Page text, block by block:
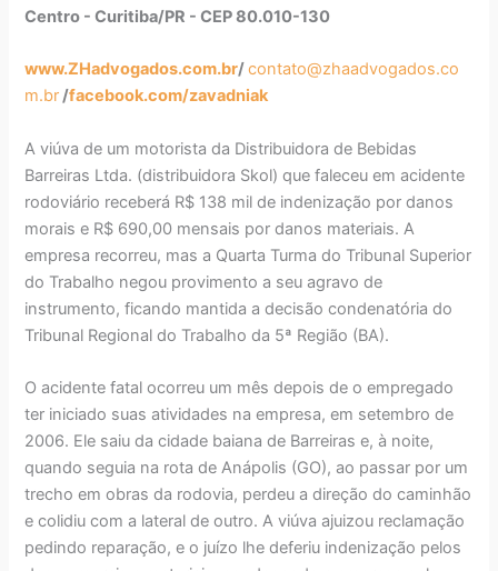
Centro - Curitiba/PR - CEP 80.010-130
www.ZHadvogados.com.br/contato@zhaadvogados.co
m.br/facebook.com/zavadniak
A viúva de um motorista da Distribuidora de Bebidas
Barreiras Ltda. (distribuidora Skol) que faleceu em acidente
rodoviário receberá R$ 138 mil de indenização por danos
morais e R$ 690,00 mensais por danos materiais. A
empresa recorreu, mas a Quarta Turma do Tribunal Superior
do Trabalho negou provimento a seu agravo de
instrumento, ficando mantida a decisão condenatória do
Tribunal Regional do Trabalho da 5ª Região (BA).
O acidente fatal ocorreu um mês depois de o empregado
ter iniciado suas atividades na empresa, em setembro de
2006. Ele saiu da cidade baiana de Barreiras e, à noite,
quando seguia na rota de Anápolis (GO), ao passar por um
trecho em obras da rodovia, perdeu a direção do caminhão
e colidiu com a lateral de outro. A viúva ajuizou reclamação
pedindo reparação, e o juízo lhe deferiu indenização pelos